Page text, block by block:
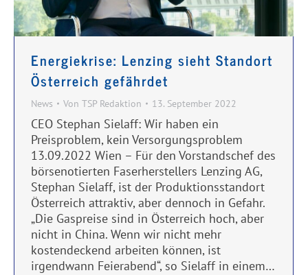
Energiekrise: Lenzing sieht Standort
Österreich gefährdet
News Von TSP Redaktion 13. September 2022
CEO Stephan Sielaff: Wir haben ein
Preisproblem, kein Versorgungsproblem
13.09.2022 Wien – Für den Vorstandschef des
börsenotierten Faserherstellers Lenzing AG,
Stephan Sielaff, ist der Produktionsstandort
Österreich attraktiv, aber dennoch in Gefahr.
„Die Gaspreise sind in Österreich hoch, aber
nicht in China. Wenn wir nicht mehr
kostendeckend arbeiten können, ist
irgendwann Feierabend“, so Sielaff in einem…